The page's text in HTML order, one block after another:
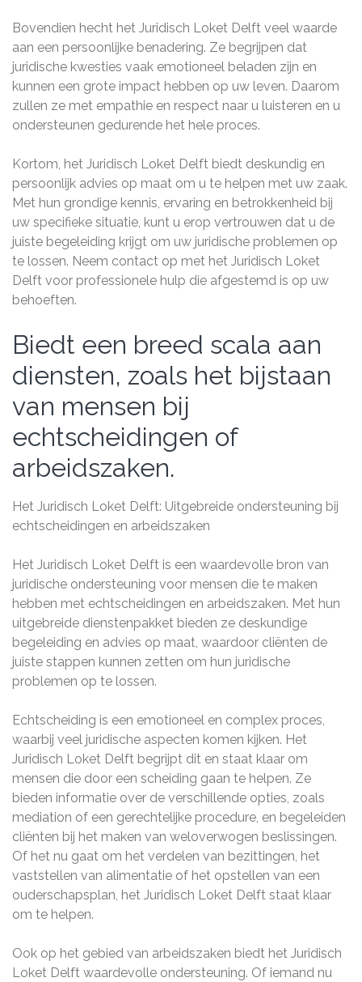
Bovendien hecht het Juridisch Loket Delft veel waarde
aan een persoonlijke benadering. Ze begrijpen dat
juridische kwesties vaak emotioneel beladen zijn en
kunnen een grote impact hebben op uw leven. Daarom
zullen ze met empathie en respect naar u luisteren en u
ondersteunen gedurende het hele proces.
Kortom, het Juridisch Loket Delft biedt deskundig en
persoonlijk advies op maat om u te helpen met uw zaak.
Met hun grondige kennis, ervaring en betrokkenheid bij
uw specifieke situatie, kunt u erop vertrouwen dat u de
juiste begeleiding krijgt om uw juridische problemen op
te lossen. Neem contact op met het Juridisch Loket
Delft voor professionele hulp die afgestemd is op uw
behoeften.
Biedt een breed scala aan
diensten, zoals het bijstaan
van mensen bij
echtscheidingen of
arbeidszaken.
Het Juridisch Loket Delft: Uitgebreide ondersteuning bij
echtscheidingen en arbeidszaken
Het Juridisch Loket Delft is een waardevolle bron van
juridische ondersteuning voor mensen die te maken
hebben met echtscheidingen en arbeidszaken. Met hun
uitgebreide dienstenpakket bieden ze deskundige
begeleiding en advies op maat, waardoor cliënten de
juiste stappen kunnen zetten om hun juridische
problemen op te lossen.
Echtscheiding is een emotioneel en complex proces,
waarbij veel juridische aspecten komen kijken. Het
Juridisch Loket Delft begrijpt dit en staat klaar om
mensen die door een scheiding gaan te helpen. Ze
bieden informatie over de verschillende opties, zoals
mediation of een gerechtelijke procedure, en begeleiden
cliënten bij het maken van weloverwogen beslissingen.
Of het nu gaat om het verdelen van bezittingen, het
vaststellen van alimentatie of het opstellen van een
ouderschapsplan, het Juridisch Loket Delft staat klaar
om te helpen.
Ook op het gebied van arbeidszaken biedt het Juridisch
Loket Delft waardevolle ondersteuning. Of iemand nu